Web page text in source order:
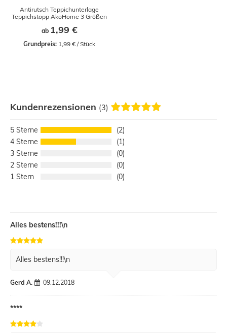
Antirutsch Teppichunterlage
Teppichstopp AkoHome 3 Größen
ab 1,99 €
Grundpreis: 1,99 € / Stück
Kundenrezensionen (3)
5
2
4
1
3
0
2
0
1
0
Alles bestens!!!\n
Alles bestens!!!\n
Gerd A. 09.12.2018
****